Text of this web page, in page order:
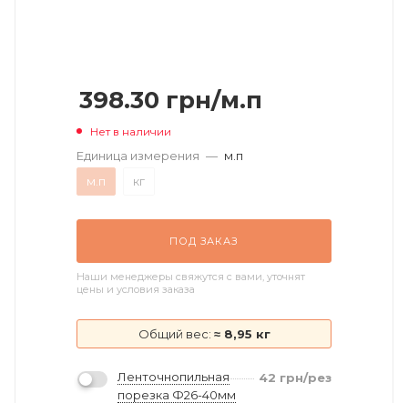
398.30 грн/м.п
Нет в наличии
Единица измерения — м.п
м.п
кг
ПОД ЗАКАЗ
Наши менеджеры свяжутся с вами, уточнят
цены и условия заказа
Общий вес: ≈ 8,95 кг
Ленточнопильная
порезка Ф26-40мм
42 грн/рез